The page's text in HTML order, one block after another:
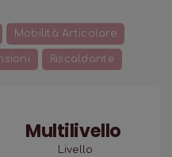
Mobilità Articolare
Riscaldante
Multilivello
Livello